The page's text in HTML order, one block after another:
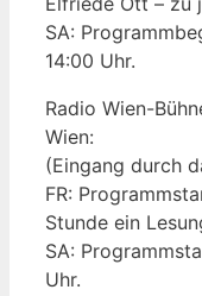
SA:
14:00 Uhr.
Radio Wien-
Wien:
(Eingang durch
FR:
Stunde ein
SA:
Uhr.